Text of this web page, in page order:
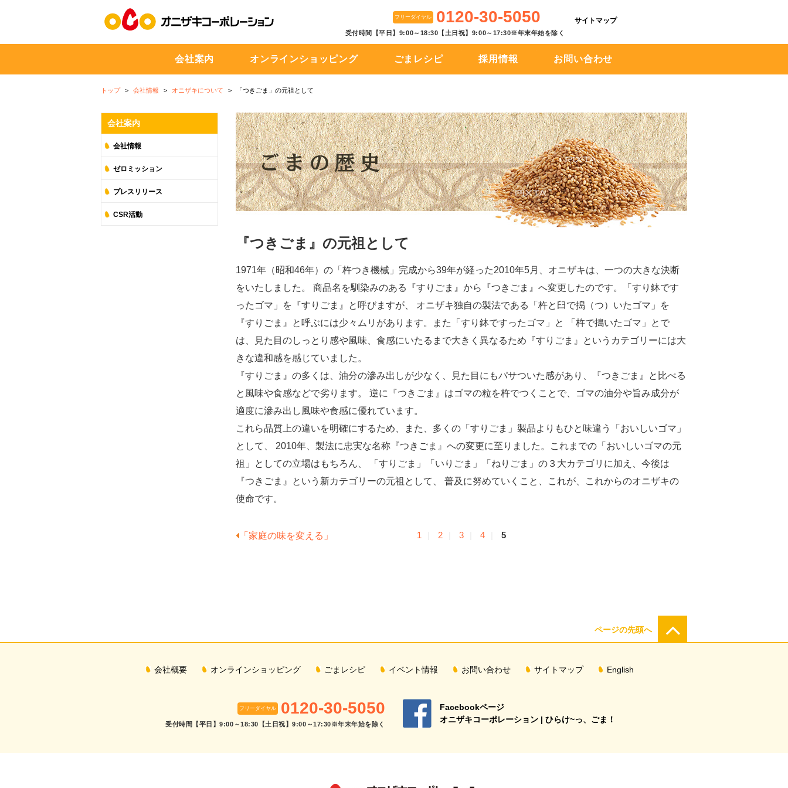
フリーダイヤル 0120-30-5050
受付時間【平日】9:00～18:30【土日祝】9:00～17:30※年末年始を除く
サイトマップ
会社案内 オンラインショッピング ごまレシピ 採用情報 お問い合わせ
トップ 会社情報 オニザキについて 「つきごま」の元祖として
会社案内
会社情報
ゼロミッション
プレスリリース
CSR活動
『つきごま』の元祖として
1971年（昭和46年）の「杵つき機械」完成から39年が経った2010年5月、オニザキは、一つの大きな決断
をいたしました。 商品名を馴染みのある『すりごま』から『つきごま』へ変更したのです。「すり鉢です
ったゴマ」を『すりごま』と呼びますが、 オニザキ独自の製法である「杵と臼で搗（つ）いたゴマ」を
『すりごま』と呼ぶには少々ムリがあります。また「すり鉢ですったゴマ」と 「杵で搗いたゴマ」とで
は、見た目のしっとり感や風味、食感にいたるまで大きく異なるため『すりごま』というカテゴリーには大
きな違和感を感じていました。
『すりごま』の多くは、油分の滲み出しが少なく、見た目にもパサついた感があり、『つきごま』と比べる
と風味や食感などで劣ります。 逆に『つきごま』はゴマの粒を杵でつくことで、ゴマの油分や旨み成分が
適度に滲み出し風味や食感に優れています。
これら品質上の違いを明確にするため、また、多くの「すりごま」製品よりもひと味違う「おいしいゴマ」
として、 2010年、製法に忠実な名称『つきごま』への変更に至りました。これまでの「おいしいゴマの元
祖」としての立場はもちろん、 「すりごま」「いりごま」「ねりごま」の３大カテゴリに加え、今後は
『つきごま』という新カテゴリーの元祖として、 普及に努めていくこと、これが、これからのオニザキの
使命です。
「家庭の味を変える」 1 2 3 4 5
ページの先頭へ
会社概要 オンラインショッピング ごまレシピ イベント情報 お問い合わせ サイトマップ English
フリーダイヤル 0120-30-5050
受付時間【平日】9:00～18:30【土日祝】9:00～17:30※年末年始を除く
Facebookページ
オニザキコーポレーション | ひらけ~っ、ごま！